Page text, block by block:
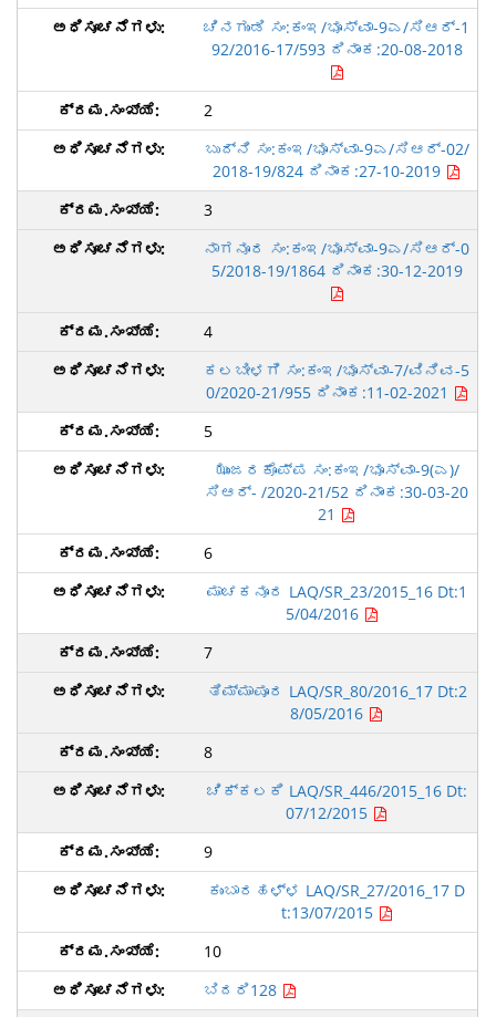
ಚಿನಗುಂಡಿ ಸಂ:ಕಂಇ/ಭೂಸ್ವಾ-9ಎ/ಸಿಆರ್-1
92/2016-17/593 ದಿನಾಂಕ:20-08-2018
2
ಬುದ್ನಿ ಸಂ:ಕಂಇ/ಭೂಸ್ವಾ-9ಎ/ಸಿಆರ್-02/
2018-19/824 ದಿನಾಂಕ:27-10-2019
3
ನಾಗನೂರ ಸಂ:ಕಂಇ/ಭೂಸ್ವಾ-9ಎ/ಸಿಆರ್-0
5/2018-19/1864 ದಿನಾಂಕ:30-12-2019
4
ಕಲಬೀಳಗಿ ಸಂ:ಕಂಇ/ಭೂಸ್ವಾ-7/ವಿನಿವ-5
0/2020-21/955 ದಿನಾಂಕ:11-02-2021
5
ಝುಂಜರಕೊಪ್ಪ ಸಂ:ಕಂಇ/ಭೂಸ್ವಾ-9(ಎ)/
ಸಿಆರ್- /2020-21/52 ದಿನಾಂಕ:30-03-20
21
6
ಮಾಚಕನೂರ LAQ/SR_23/2015_16 Dt:1
5/04/2016
7
ತಿಮ್ಮಾಪೂರ LAQ/SR_80/2016_17 Dt:2
8/05/2016
8
ಚಿಕ್ಕಲಕಿ LAQ/SR_446/2015_16 Dt:
07/12/2015
9
ಕುಂಬಾರಹಳ್ಳ LAQ/SR_27/2016_17 D
t:13/07/2015
10
ಬಿದರಿ128